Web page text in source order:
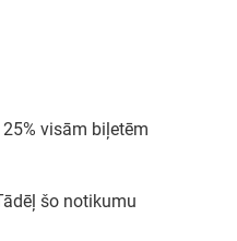
visām biļetēm
šo notikumu